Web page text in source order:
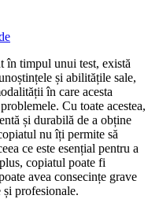
în timpul unui test, există
și abilitățile sale,
în care acesta
Cu toate acestea,
și durabilă de a obține
nu îți permite să
ce este esențial pentru a
copiatul poate fi
avea consecințe grave
și profesionale.